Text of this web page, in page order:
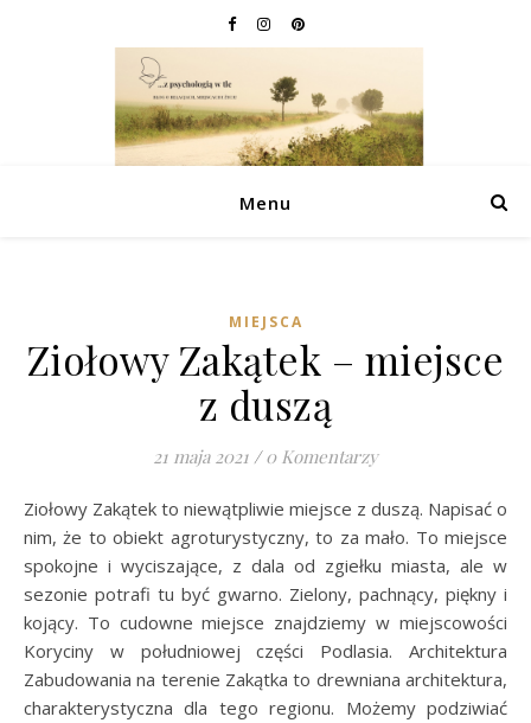
Menu
MIEJSCA
Ziołowy Zakątek – miejsce
z duszą
21 maja 2021 / 0 Komentarzy
Ziołowy Zakątek to niewątpliwie miejsce z duszą. Napisać o
nim, że to obiekt agroturystyczny, to za mało. To miejsce
spokojne i wyciszające, z dala od zgiełku miasta, ale w
sezonie potrafi tu być gwarno. Zielony, pachnący, piękny i
kojący. To cudowne miejsce znajdziemy w miejscowości
Koryciny w południowej części Podlasia. Architektura
Zabudowania na terenie Zakątka to drewniana architektura,
charakterystyczna dla tego regionu. Możemy podziwiać